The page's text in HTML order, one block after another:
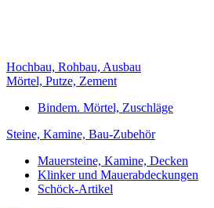
Hochbau, Rohbau, Ausbau
Mörtel, Putze, Zement
Bindem. Mörtel, Zuschläge
Steine, Kamine, Bau-Zubehör
Mauersteine, Kamine, Decken
Klinker und Mauerabdeckungen
Schöck-Artikel